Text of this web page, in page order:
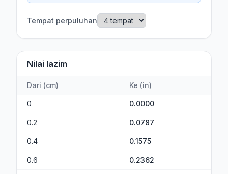
Tempat perpuluhan
Nilai lazim
Dari (cm) Ke (in)
0 0.0000
0.2 0.0787
0.4 0.1575
0.6 0.2362